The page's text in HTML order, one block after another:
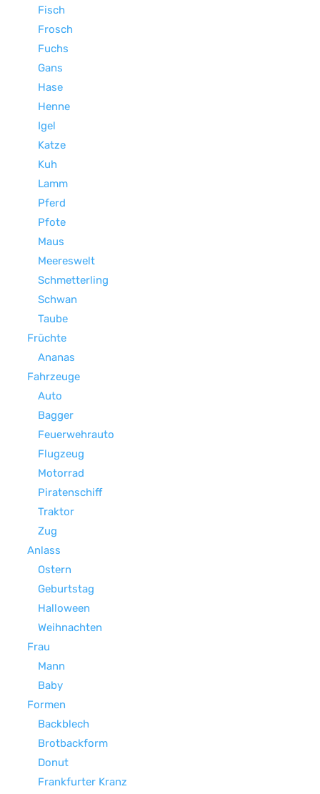
Fisch
Frosch
Fuchs
Gans
Hase
Henne
Igel
Katze
Kuh
Lamm
Pferd
Pfote
Maus
Meereswelt
Schmetterling
Schwan
Taube
Früchte
Ananas
Fahrzeuge
Auto
Bagger
Feuerwehrauto
Flugzeug
Motorrad
Piratenschiff
Traktor
Zug
Anlass
Ostern
Geburtstag
Halloween
Weihnachten
Frau
Mann
Baby
Formen
Backblech
Brotbackform
Donut
Frankfurter Kranz